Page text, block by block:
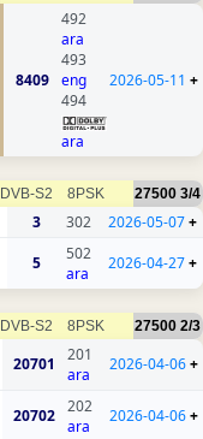
8409
492
ara
493
eng
494
ara
2026-05-11 +
DVB-S2 8PSK 27500 3/4
3 302 2026-05-07+
5
502
ara
2026-04-27+
DVB-S2 8PSK 27500 2/3
20701
201
ara
2026-04-06+
20702 202
ara
2026-04-06+